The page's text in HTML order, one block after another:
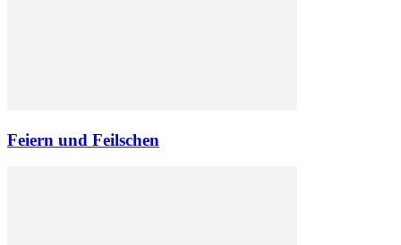
Feiern und Feilschen